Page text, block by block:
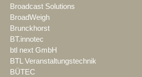
Broadcast Solutions
BroadWeigh
Brunckhorst
BT.innotec
btl next GmbH
BTL Veranstaltungstechnik
BÜTEC